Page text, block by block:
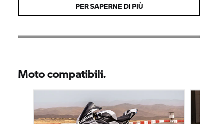
PER SAPERNE DI PIÙ
Moto compatibili.